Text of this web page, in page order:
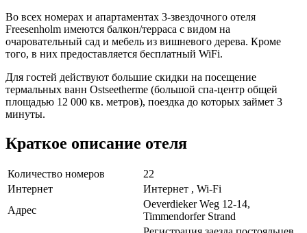
Во всех номерах и апартаментах 3-звездочного отеля
Freesenholm имеются балкон/терраса с видом на
очаровательный сад и мебель из вишневого дерева. Кроме
того, в них предоставляется бесплатный WiFi.
Для гостей действуют большие скидки на посещение
термальных ванн Ostseetherme (большой спа-центр общей
площадью 12 000 кв. метров), поездка до которых займет 3
минуты.
Краткое описание отеля
Количество номеров
22
Интернет
Интернет , Wi-Fi
Адрес
Oeverdieker Weg 12-14,
Timmendorfer Strand